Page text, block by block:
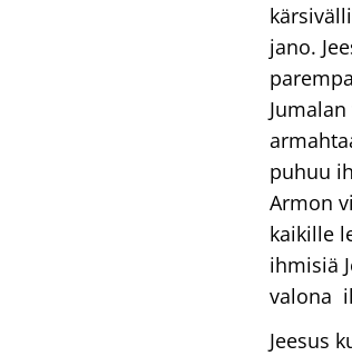
jano.
puhuu
Armon
kaikille
ihmisiä
valona
Jeesus